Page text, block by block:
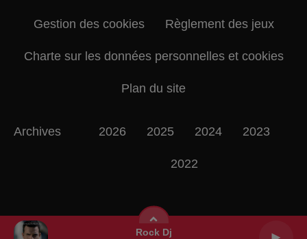
Rock Dj
Gestion des cookies Règlement des jeux
Charte sur les données personnelles et cookies
Plan du site
Archives 2026 2025 2024 2023
2022